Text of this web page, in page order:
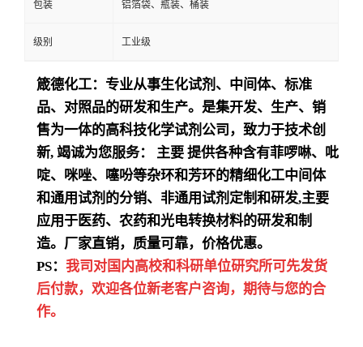
包装 铝箔袋、瓶装、桶装
级别 工业级
箴德化工：专业从事生化试剂、中间体、标准
品、对照品的研发和生产。是集开发、生产、销
售为一体的高科技化学试剂公司，致力于技术创
新, 竭诚为您服务： 主要 提供各种含有菲啰啉、吡
啶、咪唑、噻吩等杂环和芳环的精细化工中间体
和通用试剂的分销、非通用试剂定制和研发,主要
应用于医药、农药和光电转换材料的研发和制
造。厂家直销，质量可靠，价格优惠。
PS： 我司对国内高校和科研单位研究所可先发货
后付款，欢迎各位新老客户咨询，期待与您的合
作。